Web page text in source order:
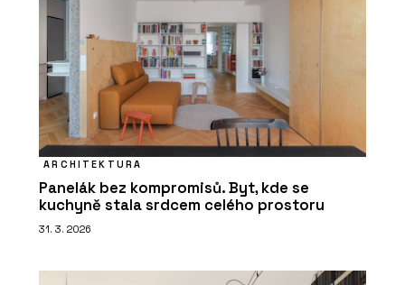
ARCHITEKTURA
Panelák bez kompromisů. Byt, kde se
kuchyně stala srdcem celého prostoru
31. 3. 2026